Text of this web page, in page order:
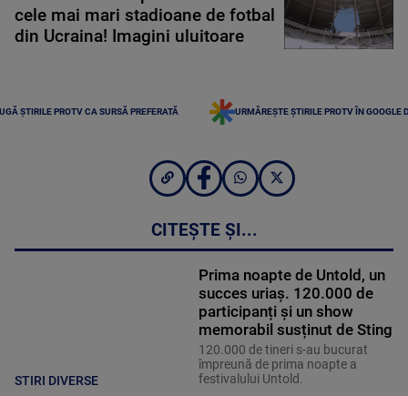
cele mai mari stadioane de fotbal
din Ucraina! Imagini uluitoare
ȘTIRILE PROTV CA SURSĂ PREFERATĂ URMĂREȘTE ȘTIRILE PROTV ÎN GOOGLE
CITEȘTE ȘI...
STIRI DIVERSE
Prima noapte de Untold, un
succes uriaș. 120.000 de
participanți și un show
memorabil susținut de Sting
120.000 de tineri s-au bucurat
împreună de prima noapte a
festivalului Untold.